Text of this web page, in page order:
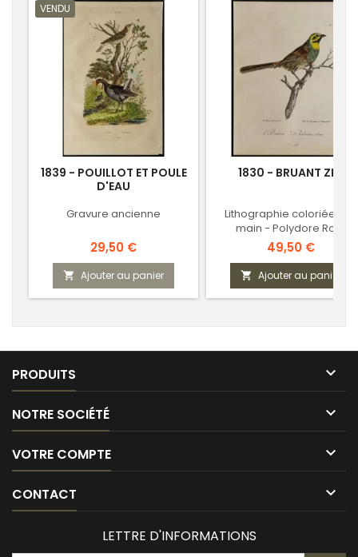
VENDU
1839 - POUILLOT ET POULE
D'EAU
Gravure ancienne
Prix
29,50 €
 Ajouter au panier
1830 - BRUANT ZIZI
Lithographie coloriée à la
main - Polydore Roux
Prix
49,50 €
 Ajouter au panier
PRODUITS 
NOTRE SOCIÉTÉ 
VOTRE COMPTE 
CONTACT 
LETTRE D'INFORMATIONS